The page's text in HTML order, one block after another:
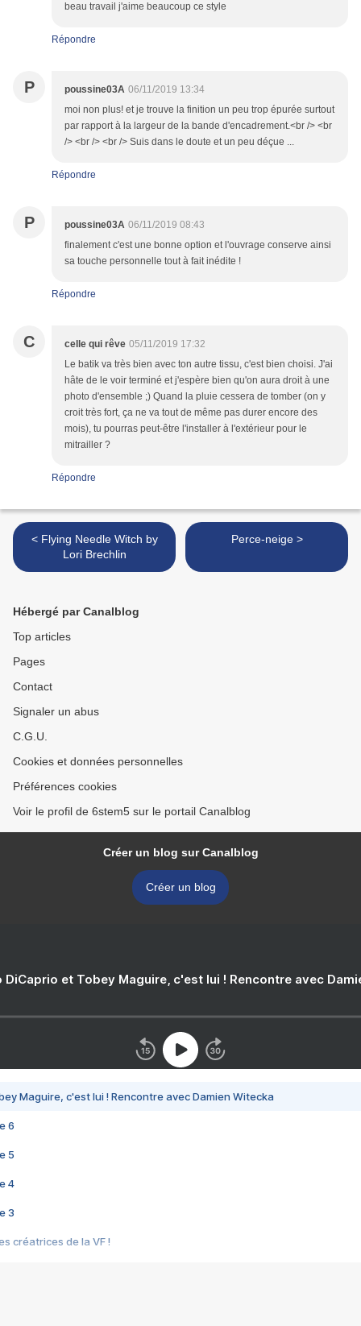
beau travail j'aime beaucoup ce style
Répondre
P poussine03A 06/11/2019 13:34
moi non plus! et je trouve la finition un peu trop épurée surtout
par rapport à la largeur de la bande d'encadrement.<br /> <br
/> <br /> <br /> Suis dans le doute et un peu déçue ...
Répondre
P poussine03A 06/11/2019 08:43
finalement c'est une bonne option et l'ouvrage conserve ainsi
sa touche personnelle tout à fait inédite !
Répondre
C celle qui rêve 05/11/2019 17:32
Le batik va très bien avec ton autre tissu, c'est bien choisi. J'ai
hâte de le voir terminé et j'espère bien qu'on aura droit à une
photo d'ensemble ;) Quand la pluie cessera de tomber (on y
croit très fort, ça ne va tout de même pas durer encore des
mois), tu pourras peut-être l'installer à l'extérieur pour le
mitrailler ?
Répondre
< Flying Needle Witch by
Lori Brechlin
Perce-neige >
Hébergé par Canalblog
Top articles
Pages
Contact
Signaler un abus
C.G.U.
Cookies et données personnelles
Préférences cookies
Voir le profil de 6stem5 sur le portail Canalblog
Créer un blog sur Canalblog
Créer un blog
DiCaprio et Tobey Maguire, c'est lui ! Rencontre avec
Maguire, c'est lui ! Rencontre avec Damien Witecka
6
5
4
3
créatrices de la VF !